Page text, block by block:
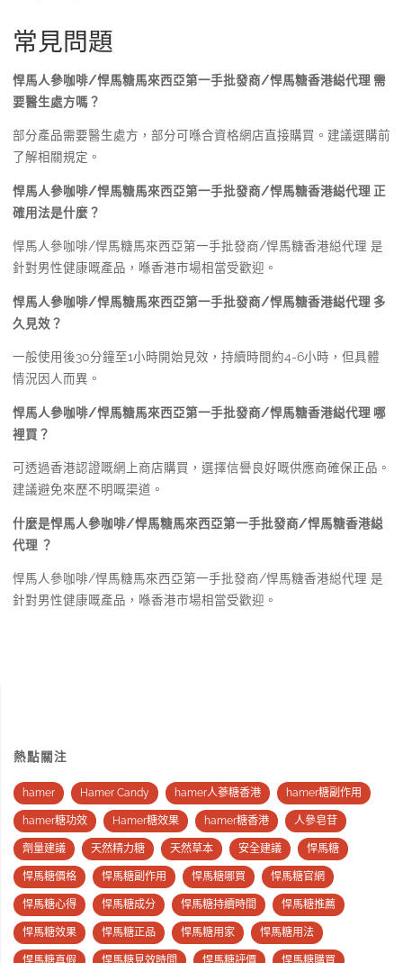
常見問題
悍馬人參咖啡/悍馬糖馬來西亞第一手批發商/悍馬糖香港縂代理 需
要醫生處方嗎？
部分產品需要醫生處方，部分可喺合資格網店直接購買。建議選購前
了解相關規定。
悍馬人參咖啡/悍馬糖馬來西亞第一手批發商/悍馬糖香港縂代理 正
確用法是什麼？
悍馬人參咖啡/悍馬糖馬來西亞第一手批發商/悍馬糖香港縂代理 是
針對男性健康嘅產品，喺香港市場相當受歡迎。
悍馬人參咖啡/悍馬糖馬來西亞第一手批發商/悍馬糖香港縂代理 多
久見效？
一般使用後30分鐘至1小時開始見效，持續時間約4-6小時，但具體
情況因人而異。
悍馬人參咖啡/悍馬糖馬來西亞第一手批發商/悍馬糖香港縂代理 哪
裡買？
可透過香港認證嘅網上商店購買，選擇信譽良好嘅供應商確保正品。
建議避免來歷不明嘅渠道。
什麼是悍馬人參咖啡/悍馬糖馬來西亞第一手批發商/悍馬糖香港縂
代理 ？
悍馬人參咖啡/悍馬糖馬來西亞第一手批發商/悍馬糖香港縂代理 是
針對男性健康嘅產品，喺香港市場相當受歡迎。
熱點關注
hamer Hamer Candy hamer人蔘糖香港 hamer糖副作用
hamer糖功效 Hamer糖效果 hamer糖香港 人參皂苷
劑量建議 天然精力糖 天然草本 安全建議 悍馬糖
悍馬糖價格 悍馬糖副作用 悍馬糖哪買 悍馬糖官網
悍馬糖心得 悍馬糖成分 悍馬糖持續時間 悍馬糖推薦
悍馬糖效果 悍馬糖正品 悍馬糖用家 悍馬糖用法
悍馬糖真假 悍馬糖見效時間 悍馬糖評價 悍馬糖購買